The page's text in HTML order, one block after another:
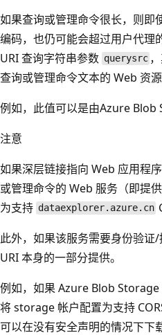
如果查询或管理命令很长，则
编码，也仍可能会超过用户代理
URI 查询字符串参数 querysrc
查询或管理命令文本的 Web 资源
例如，此值可以是由Azure Blob
注意
如果深层链接指向 Web 应用程
或管理命令的 Web 服务（即提供
为支持 dataexplorer.azure.cn
此外，如果该服务需要身份验证
URI 本身的一部分提供。
例如，如果 Azure Blob Storage
将 storage 帐户配置为支持
可以在没有安全声明的情况下下